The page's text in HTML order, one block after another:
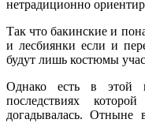
нетрадиционно
Так что бакинские и
и лесбиянки если и
будут лишь костюмы
Однако есть в этой
последствиях
догадывалась. Отныне